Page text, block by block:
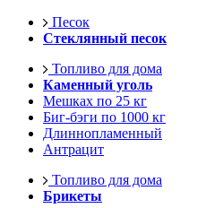
Песок
Стеклянный песок
Топливо для дома
Каменный уголь
Мешках по 25 кг
Биг-бэги по 1000 кг
Длиннопламенный
Антрацит
Топливо для дома
Брикеты